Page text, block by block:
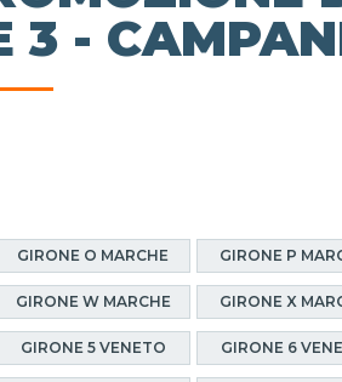
3 -
GIRONE O MARCHE GIRONE P
GIRONE W MARCHE GIRONE X
GIRONE 5 VENETO GIRONE 6